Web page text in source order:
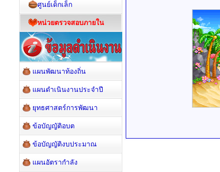
ศูนย์เด็กเล็ก
หน่วยตรวจสอบภายใน
แผนพัฒนาท้องถิ่น
แผนดำเนินงานประจำปี
ยุทธศาสตร์การพัฒนา
ข้อบัญญัติอบต
ข้อบัญญัติงบประมาณ
แผนอัตรากำลัง